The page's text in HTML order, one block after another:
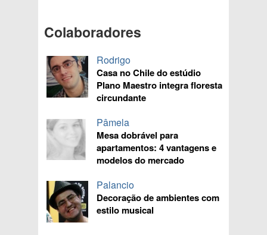
Colaboradores
Rodrigo
Casa no Chile do estúdio
Plano Maestro integra floresta
circundante
Pâmela
Mesa dobrável para
apartamentos: 4 vantagens e
modelos do mercado
Palancio
Decoração de ambientes com
estilo musical